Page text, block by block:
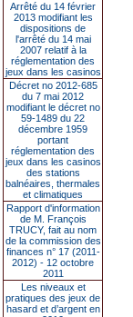
Arrêté du 14 février
2013 modifiant les
dispositions de
l'arrêté du 14 mai
2007 relatif à la
réglementation des
jeux dans les casinos
Décret no 2012-685
du 7 mai 2012
modifiant le décret no
59-1489 du 22
décembre 1959
portant
réglementation des
jeux dans les casinos
des stations
balnéaires, thermales
et climatiques
Rapport d'information
de M. François
TRUCY, fait au nom
de la commission des
finances n° 17 (2011-
2012) - 12 octobre
2011
Les niveaux et
pratiques des jeux de
hasard et d’argent en